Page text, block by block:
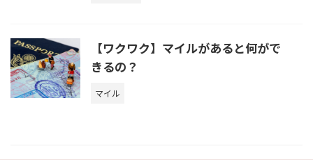
【ワクワク】マイルがあると何がで
きるの？
マイル